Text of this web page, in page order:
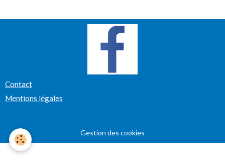
Contact
Mentions légales
Gestion des cookies